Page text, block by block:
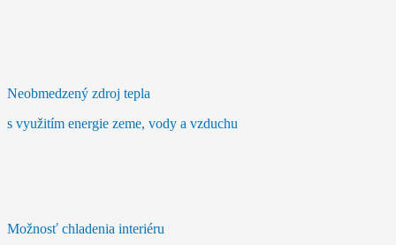
Neobmedzený zdroj tepla
s využitím energie zeme, vody a vzduchu
Možnosť chladenia interiéru